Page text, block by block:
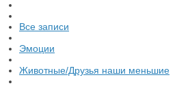
Все записи
Эмоции
Животные/Друзья наши меньшие